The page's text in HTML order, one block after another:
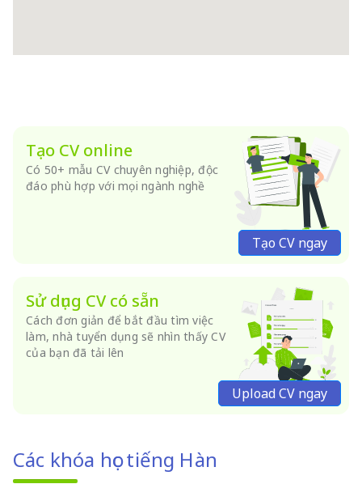
Tạo CV online
Có 50+ mẫu CV chuyên nghiệp, độc
đáo phù hợp với mọi ngành nghề
Tạo CV ngay
Sử dụng CV có sẵn
Cách đơn giản để bắt đầu tìm việc
làm, nhà tuyển dụng sẽ nhìn thấy CV
của bạn đã tải lên
Upload CV ngay
Các khóa học tiếng Hàn